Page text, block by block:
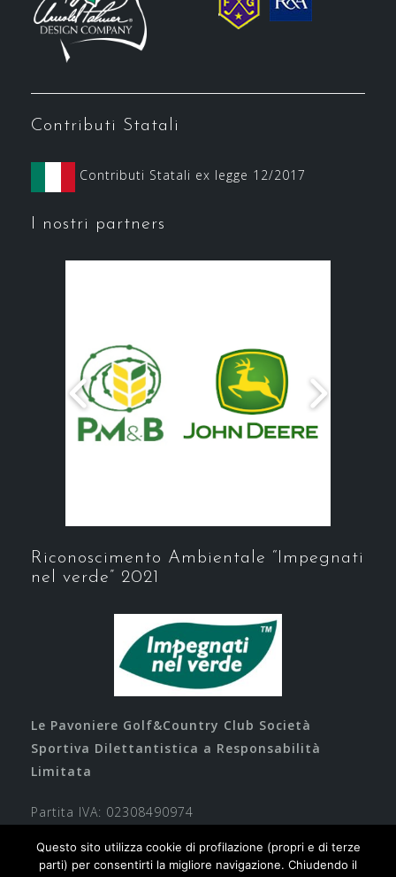
Contributi Statali
Contributi Statali ex legge 12/2017
I nostri partners
Riconoscimento Ambientale “Impegnati
nel verde” 2021
Le Pavoniere Golf&Country Club Società
Sportiva Dilettantistica a Responsabilità
Limitata
Partita IVA: 02308490974
Questo sito utilizza cookie di profilazione (propri e di terze
parti) per consentirti la migliore navigazione. Chiudendo il